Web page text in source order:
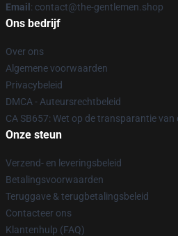
Email : contact@the-gentlemen.shop
Ons bedrijf
Over ons
Algemene voorwaarden
Privacybeleid
DMCA - Auteursrechtbeleid
CA SB657: Wet op de transparantie
Onze steun
Verzend- en leveringsbeleid
Betalingsvoorwaarden
Teruggave & terugbetalingsbeleid
Contacteer ons
Klantenhulp (FAQ)